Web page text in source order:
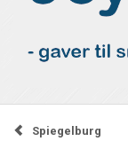
Spiegelburg